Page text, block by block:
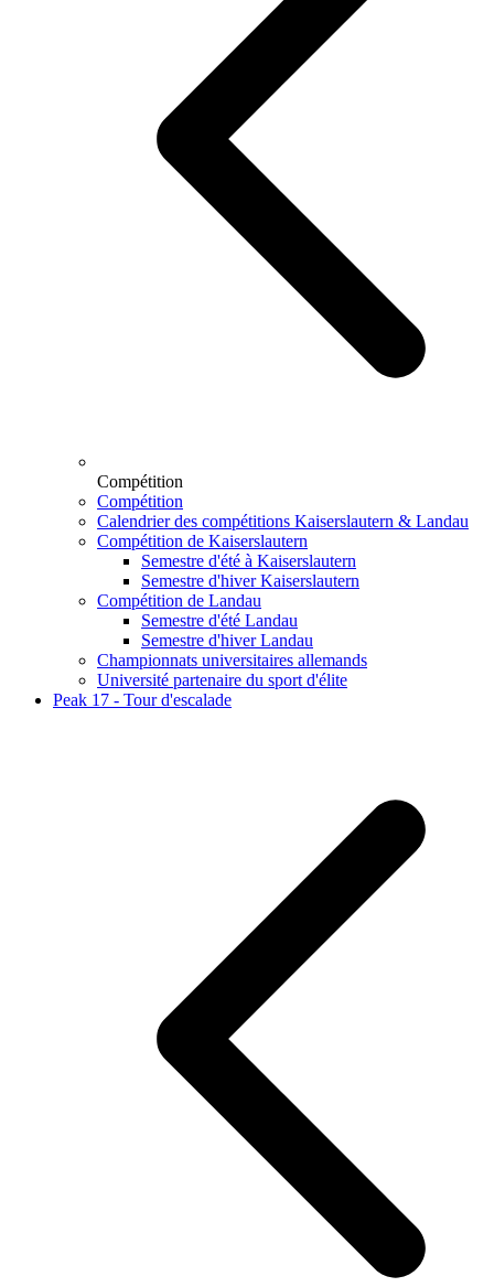
Compétition
Compétition
Calendrier des compétitions Kaiserslautern & Landau
Compétition de Kaiserslautern
Semestre d'été à Kaiserslautern
Semestre d'hiver Kaiserslautern
Compétition de Landau
Semestre d'été Landau
Semestre d'hiver Landau
Championnats universitaires allemands
Université partenaire du sport d'élite
Peak 17 - Tour d'escalade